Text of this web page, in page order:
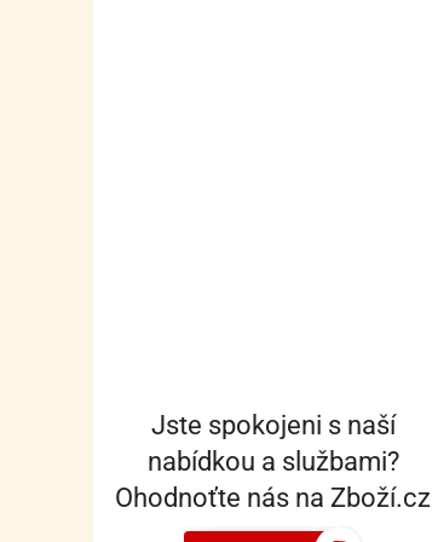
Jste spokojeni s naší
nabídkou a službami?
Ohodnoťte nás na Zboží.cz